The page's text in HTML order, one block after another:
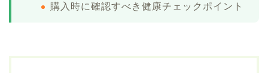
購入時に確認すべき健康チェックポイント